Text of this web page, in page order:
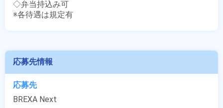
◇弁当持込み可
※各待遇は規定有
応募先情報
応募先
BREXA Next